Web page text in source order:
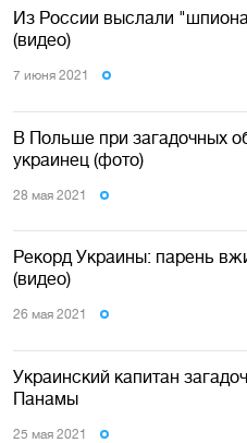
Из России выслали
(видео)
7 июня 2021
В Польше при загадочных
украинец (фото)
28 мая 2021
Рекорд Украины: парень
(видео)
26 мая 2021
Украинский капитан
Панамы
25 мая 2021